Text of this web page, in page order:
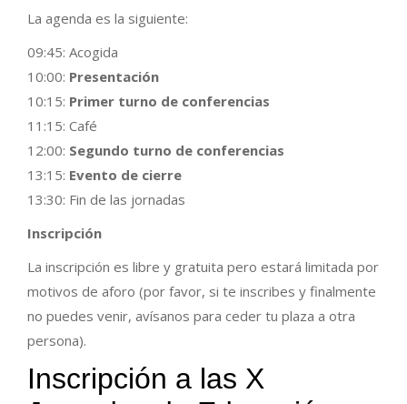
La agenda es la siguiente:
09:45: Acogida
10:00: Presentación
10:15: Primer turno de conferencias
11:15: Café
12:00: Segundo turno de conferencias
13:15: Evento de cierre
13:30: Fin de las jornadas
Inscripción
La inscripción es libre y gratuita pero estará limitada por
motivos de aforo (por favor, si te inscribes y finalmente
no puedes venir, avísanos para ceder tu plaza a otra
persona).